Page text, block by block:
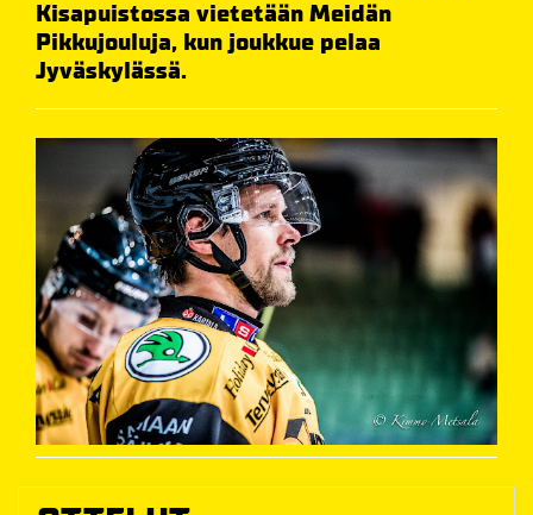
Kisapuistossa vietetään Meidän
Pikkujouluja, kun joukkue pelaa
Jyväskylässä.